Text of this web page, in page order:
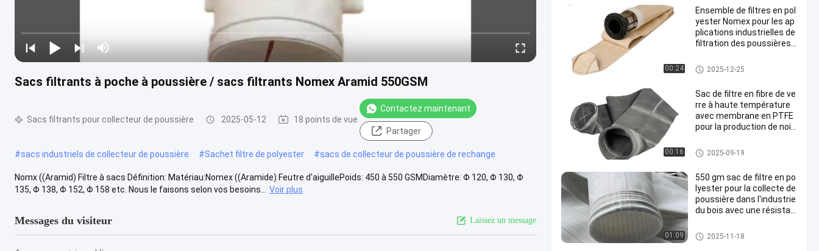
Sacs filtrants à poche à poussière / sacs filtrants Nomex Aramid 550GSM
Sacs filtrants pour collecteur de poussière 2025-05-12 18 points de vue
Contactez maintenant
Partager
#sacs industriels de collecteur de poussière #Sachet filtre de polyester #sacs de collecteur de poussière de rechange
Nomx ((Aramid) Filtre à sacs Définition: Matériau:Nomex ((Aramide) Feutre d'aiguillePoids: 450 à 550 GSMDiamètre: Φ 120, Φ 130, Φ
135, Φ 138, Φ 152, Φ 158 etc. Nous le faisons selon vos besoins...
Voir plus
Messages du visiteur Laissez un message
00:24
Ensemble de filtres en pol
yester Nomex pour les ap
plications industrielles de
filtration des poussières
à l'air supérieure et une ré
sistance aux températur
Sacs filtrants pour collecteur d
e poussière
2025-12-25
00:16
Sac de filtre en fibre de ve
rre à haute température
avec membrane en PTFE
pour la production de noir
sacs à filtres en fibre de verre
2025-09-19
01:09
550 gm sac de filtre en po
lyester pour la collecte de
poussière dans l'industrie
du bois avec une résistan
Sachet filtre de polyester
2025-11-18